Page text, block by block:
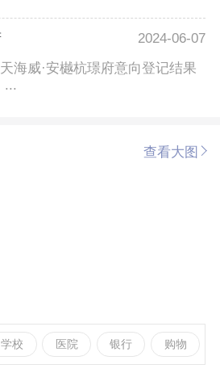
2024-06-07
海威·安樾杭璟府意向登记结果
...
查看大图
学校 医院 银行 购物